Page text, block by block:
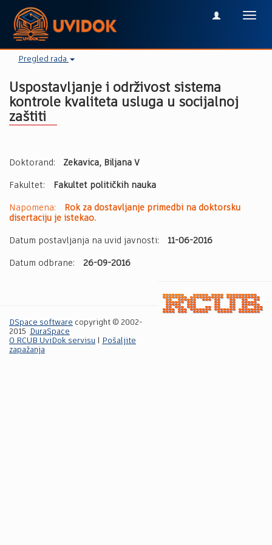
Pregled rada
Uspostavljanje i održivost sistema
kontrole kvaliteta usluga u socijalnoj
zaštiti
Doktorand: Zekavica, Biljana V
Fakultet: Fakultet političkih nauka
Napomena:
Rok za dostavljanje primedbi na doktorsku
disertaciju je istekao.
Datum postavljanja na uvid javnosti: 11-06-2016
Datum odbrane: 26-09-2016
DSpace software copyright © 2002-
2015
DuraSpace
O RCUB UviDok servisu
Pošaljite
zapažanja